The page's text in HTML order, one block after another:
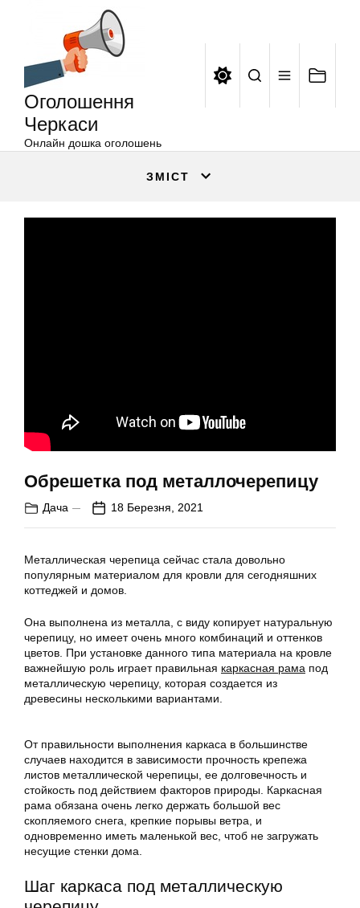
Оголошення
Черкаси
Онлайн дошка оголошень
ЗМІСТ
Обрешетка под металлочерепицу
Дача 18 Березня, 2021
Металлическая черепица сейчас стала довольно
популярным материалом для кровли для сегодняшних
коттеджей и домов.
Она выполнена из металла, с виду копирует натуральную
черепицу, но имеет очень много комбинаций и оттенков
цветов. При установке данного типа материала на кровле
важнейшую роль играет правильная каркасная рама под
металлическую черепицу, которая создается из
древесины несколькими вариантами.
От правильности выполнения каркаса в большинстве
случаев находится в зависимости прочность крепежа
листов металлической черепицы, ее долговечность и
стойкость под действием факторов природы. Каркасная
рама обязана очень легко держать большой вес
скопляемого снега, крепкие порывы ветра, и
одновременно иметь маленькой вес, чтоб не загружать
несущие стенки дома.
Шаг каркаса под металлическую